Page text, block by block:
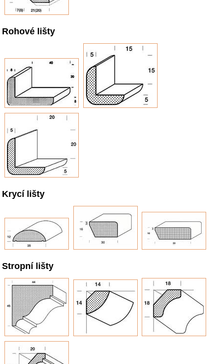
Rohové lišty
Krycí lišty
Stropní lišty